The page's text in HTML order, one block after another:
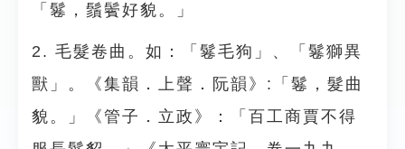
「鬈，鬚鬢好貌。」
2. 毛髮卷曲。如：「鬈毛狗」、「鬈獅異
獸」。《集韻．上聲．阮韻》:「鬈，髮曲
貌。」《管子．立政》：「百工商賈不得